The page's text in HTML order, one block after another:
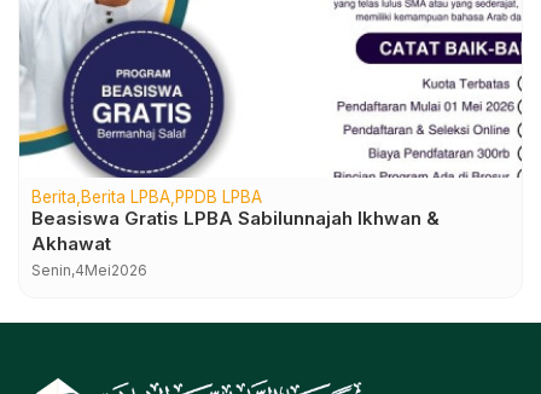
Berita Berita LPBA PPDB LPBA
Beasiswa Gratis LPBA Sabilunnajah Ikhwan &
Akhawat
Senin,4Mei2026